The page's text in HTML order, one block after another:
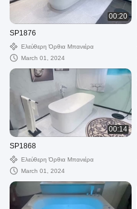
00:20
SP1876
Ελεύθερη Όρθια Μπανιέρα
March 01, 2024
00:14
SP1868
Ελεύθερη Όρθια Μπανιέρα
March 01, 2024